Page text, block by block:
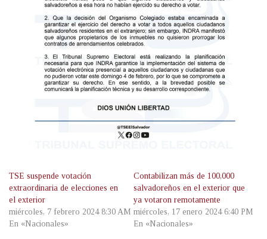
TSE suspende votación
extraordinaria de elecciones en
el exterior
miércoles, 7 febrero 2024 8:30 AM
En «Nacionales»
Contabilizan más de 100,000
salvadoreños en el exterior que
ya votaron remotamente
miércoles, 17 enero 2024 6:40 PM
En «Nacionales»